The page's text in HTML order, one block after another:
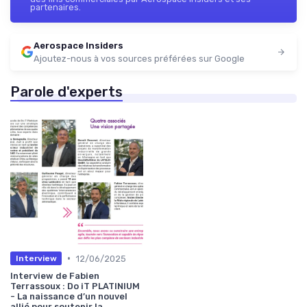
partenaires.
Aerospace Insiders
Ajoutez-nous à vos sources préférées sur Google
Parole d'experts
Interview • 12/06/2025
Interview de Fabien
Terrassoux : Do iT PLATINIUM
- La naissance d’un nouvel